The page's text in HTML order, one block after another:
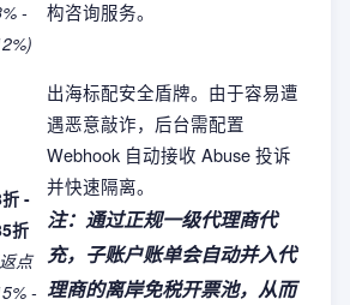
-
构咨询服务。
-
折
点
-
出海标配安全盾牌。由于容易遭
遇恶意敲诈，后台需配置
Webhook 自动接收 Abuse 投诉
并快速隔离。
注：通过正规一级代理商代
充，子账户账单会自动并入代
理商的离岸免税开票池，从而